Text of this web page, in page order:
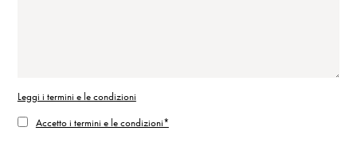
Leggi i termini e le condizioni
Accetto i termini e le condizioni*